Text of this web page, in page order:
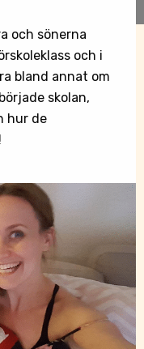
och sönerna
och i
bland annat om
skolan,
hur de